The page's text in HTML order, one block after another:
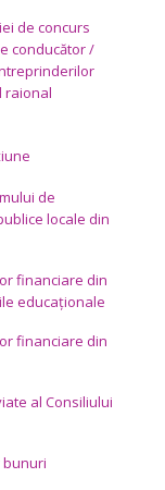
de concurs
conducător /
raional
de
locale din
financiare din
educaționale
financiare din
al Consiliului
bunuri